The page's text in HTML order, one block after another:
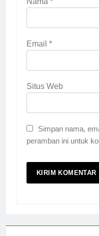
Email *
Situs Web
Simpan nama,
peramban ini untuk